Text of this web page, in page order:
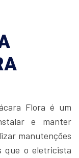
Flora é um
e manter
manutenções
que o eletricista